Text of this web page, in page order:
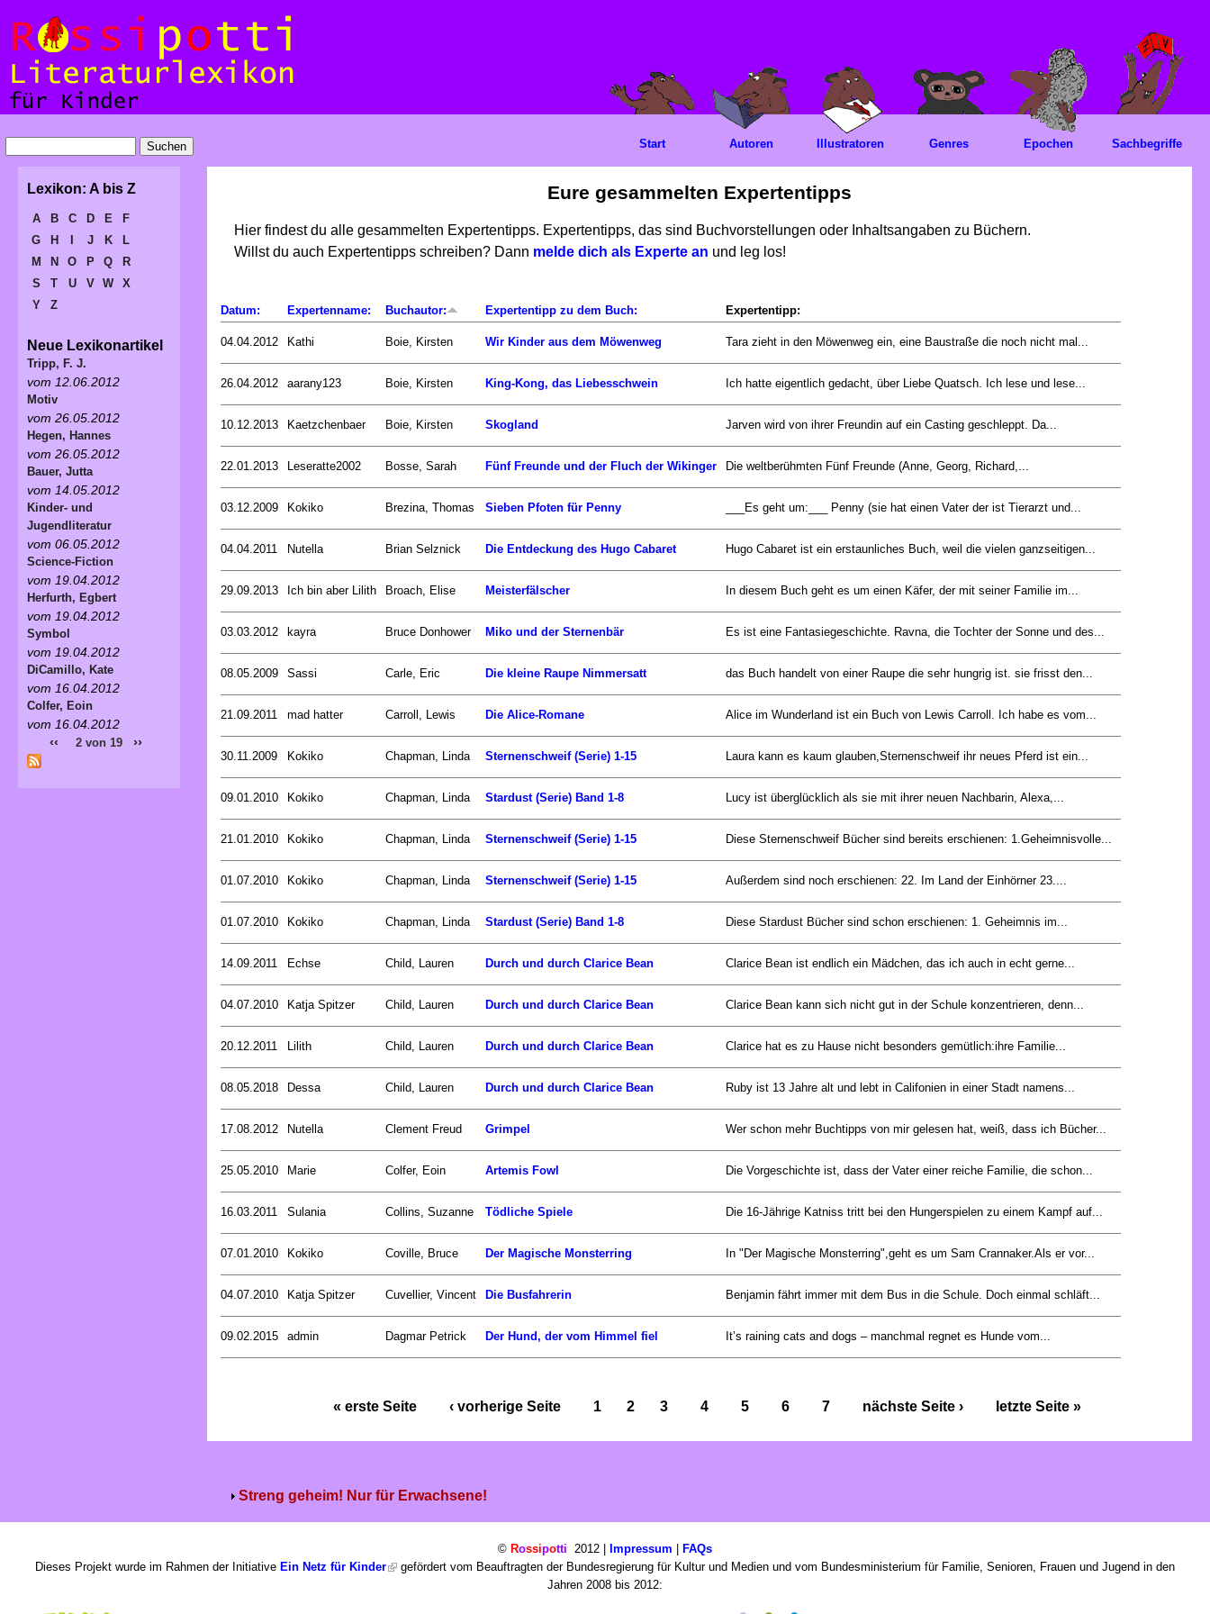
Eure gesammelten Expertentipps
Hier findest du alle gesammelten Expertentipps. Expertentipps, das sind Buchvorstellungen oder Inhaltsangaben zu Büchern.
Willst du auch Expertentipps schreiben? Dann melde dich als Experte an und leg los!
Datum: Expertenname: Buchautor: Expertentipp zu dem Buch: Expertentipp:
04.04.2012 Kathi Boie, Kirsten Wir Kinder aus dem Möwenweg Tara zieht in den Möwenweg ein, eine Baustraße die noch nicht mal...
26.04.2012 aarany123 Boie, Kirsten King-Kong, das Liebesschwein Ich hatte eigentlich gedacht, über Liebe Quatsch. Ich lese und lese...
10.12.2013 Kaetzchenbaer Boie, Kirsten Skogland Jarven wird von ihrer Freundin auf ein Casting geschleppt. Da...
22.01.2013 Leseratte2002 Bosse, Sarah Fünf Freunde und der Fluch der Wikinger Die weltberühmten Fünf Freunde (Anne, Georg, Richard,...
03.12.2009 Kokiko Brezina, Thomas Sieben Pfoten für Penny ___Es geht um:___ Penny (sie hat einen Vater der ist Tierarzt und...
04.04.2011 Nutella Brian Selznick Die Entdeckung des Hugo Cabaret Hugo Cabaret ist ein erstaunliches Buch, weil die vielen ganzseitigen...
29.09.2013 Ich bin aber Lilith Broach, Elise Meisterfälscher In diesem Buch geht es um einen Käfer, der mit seiner Familie im...
03.03.2012 kayra Bruce Donhower Miko und der Sternenbär Es ist eine Fantasiegeschichte. Ravna, die Tochter der Sonne und des...
08.05.2009 Sassi Carle, Eric Die kleine Raupe Nimmersatt das Buch handelt von einer Raupe die sehr hungrig ist. sie frisst den...
21.09.2011 mad hatter Carroll, Lewis Die Alice-Romane Alice im Wunderland ist ein Buch von Lewis Carroll. Ich habe es vom...
30.11.2009 Kokiko Chapman, Linda Sternenschweif (Serie) 1-15 Laura kann es kaum glauben,Sternenschweif ihr neues Pferd ist ein...
09.01.2010 Kokiko Chapman, Linda Stardust (Serie) Band 1-8 Lucy ist überglücklich als sie mit ihrer neuen Nachbarin, Alexa,...
21.01.2010 Kokiko Chapman, Linda Sternenschweif (Serie) 1-15 Diese Sternenschweif Bücher sind bereits erschienen: 1.Geheimnisvolle...
01.07.2010 Kokiko Chapman, Linda Sternenschweif (Serie) 1-15 Außerdem sind noch erschienen: 22. Im Land der Einhörner 23....
01.07.2010 Kokiko Chapman, Linda Stardust (Serie) Band 1-8 Diese Stardust Bücher sind schon erschienen: 1. Geheimnis im...
14.09.2011 Echse Child, Lauren Durch und durch Clarice Bean Clarice Bean ist endlich ein Mädchen, das ich auch in echt gerne...
04.07.2010 Katja Spitzer Child, Lauren Durch und durch Clarice Bean Clarice Bean kann sich nicht gut in der Schule konzentrieren, denn...
20.12.2011 Lilith Child, Lauren Durch und durch Clarice Bean Clarice hat es zu Hause nicht besonders gemütlich:ihre Familie...
08.05.2018 Dessa Child, Lauren Durch und durch Clarice Bean Ruby ist 13 Jahre alt und lebt in Califonien in einer Stadt namens...
17.08.2012 Nutella Clement Freud Grimpel Wer schon mehr Buchtipps von mir gelesen hat, weiß, dass ich Bücher...
25.05.2010 Marie Colfer, Eoin Artemis Fowl Die Vorgeschichte ist, dass der Vater einer reiche Familie, die schon...
16.03.2011 Sulania Collins, Suzanne Tödliche Spiele Die 16-Jährige Katniss tritt bei den Hungerspielen zu einem Kampf auf...
07.01.2010 Kokiko Coville, Bruce Der Magische Monsterring In "Der Magische Monsterring",geht es um Sam Crannaker.Als er vor...
04.07.2010 Katja Spitzer Cuvellier, Vincent Die Busfahrerin Benjamin fährt immer mit dem Bus in die Schule. Doch einmal schläft...
09.02.2015 admin Dagmar Petrick Der Hund, der vom Himmel fiel It’s raining cats and dogs – manchmal regnet es Hunde vom...
« erste Seite ‹ vorherige Seite 1 2 3 4 5 6 7 nächste Seite › letzte Seite »
Streng geheim! Nur für Erwachsene!
Start Autoren Illustratoren Genres Epochen Sachbegriffe
Lexikon: A bis Z
A B C D E
F
G
H J K
L
M
N O P Q
R
S
T U V W
X
Y
Z
Neue Lexikonartikel
Tripp, F. J.
vom 12.06.2012
Motiv
vom 26.05.2012
Hegen, Hannes
vom 26.05.2012
Bauer, Jutta
vom 14.05.2012
Kinder- und
Jugendliteratur
vom 06.05.2012
Science-Fiction
vom 19.04.2012
Herfurth, Egbert
vom 19.04.2012
Symbol
vom 19.04.2012
DiCamillo, Kate
vom 16.04.2012
Colfer, Eoin
vom 16.04.2012
‹‹ 2 von 19 ››
© Rossipotti 2012 | Impressum | FAQs
Dieses Projekt wurde im Rahmen der Initiative Ein Netz für Kinder
gefördert vom Beauftragten der Bundesregierung für Kultur und Medien und vom Bundesministerium für Familie, Senioren, Frauen und Jugend in den
Jahren 2008 bis 2012: